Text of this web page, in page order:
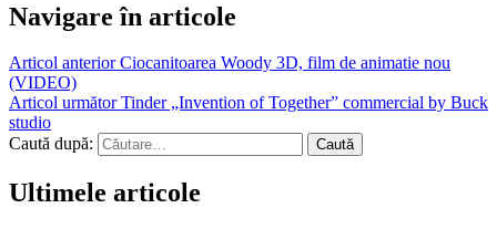
Navigare în articole
Articol anteriorCiocanitoarea Woody 3D, film de animatie nou
(VIDEO)
Articol următorTinder „Invention of Together” commercial by Buck
studio
Caută după:
Ultimele articole